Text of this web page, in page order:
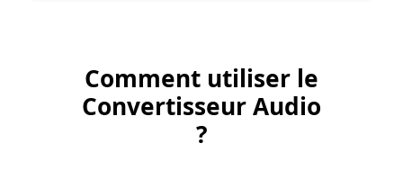
Comment utiliser le
Convertisseur Audio
?